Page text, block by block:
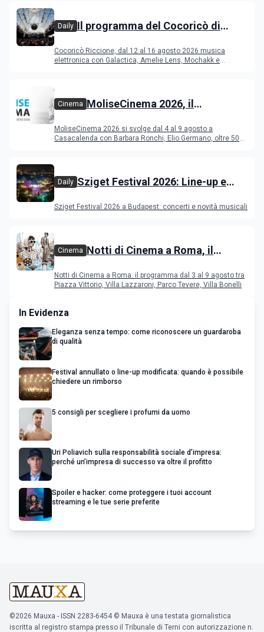
Daily Il programma del Cocoricò di
Cocoricò Riccione, dal 12 al 16 agosto 2026 musica
elettronica con Galactica, Amelie Lens, Mochakk e
Cinema MoliseCinema 2026, il
MoliseCinema 2026 si svolge dal 4 al 9 agosto a
Casacalenda con Barbara Ronchi, Elio Germano, oltre 50
Daily Sziget Festival 2026: Line-up e
Sziget Festival 2026 a Budapest: concerti e novità musicali
Cinema Notti di Cinema a Roma, il
Notti di Cinema a Roma: il programma dal 3 al 9 agosto tra
Piazza Vittorio, Villa Lazzaroni, Parco Tevere, Villa Bonelli
In Evidenza
Eleganza senza tempo: come riconoscere un guardaroba
di qualità
Festival annullato o line-up modificata: quando è possibile
chiedere un rimborso
5 consigli per scegliere i profumi da uomo
Uri Poliavich sulla responsabilità sociale d’impresa:
perché un’impresa di successo va oltre il profitto
Spoiler e hacker: come proteggere i tuoi account
streaming e le tue serie preferite
©2026 Mauxa - ISSN 2283-6454 © Mauxa è una testata giornalistica
iscritta al registro stampa presso il Tribunale di Terni con autorizzazione n.